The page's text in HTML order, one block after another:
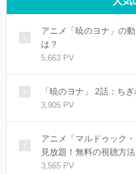
アニメ「暁のヨナ」の
は？
5,663 PV
「暁のヨナ」 2話：ち
3,905 PV
アニメ「マルドゥック
見放題！無料の視聴方法
3,565 PV